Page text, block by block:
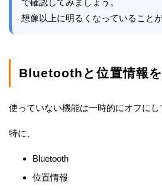
想像以上に明るくなっていることが
Bluetoothと位置情報
使っていない機能は一時的にオフにし
特に、
Bluetooth
位置情報